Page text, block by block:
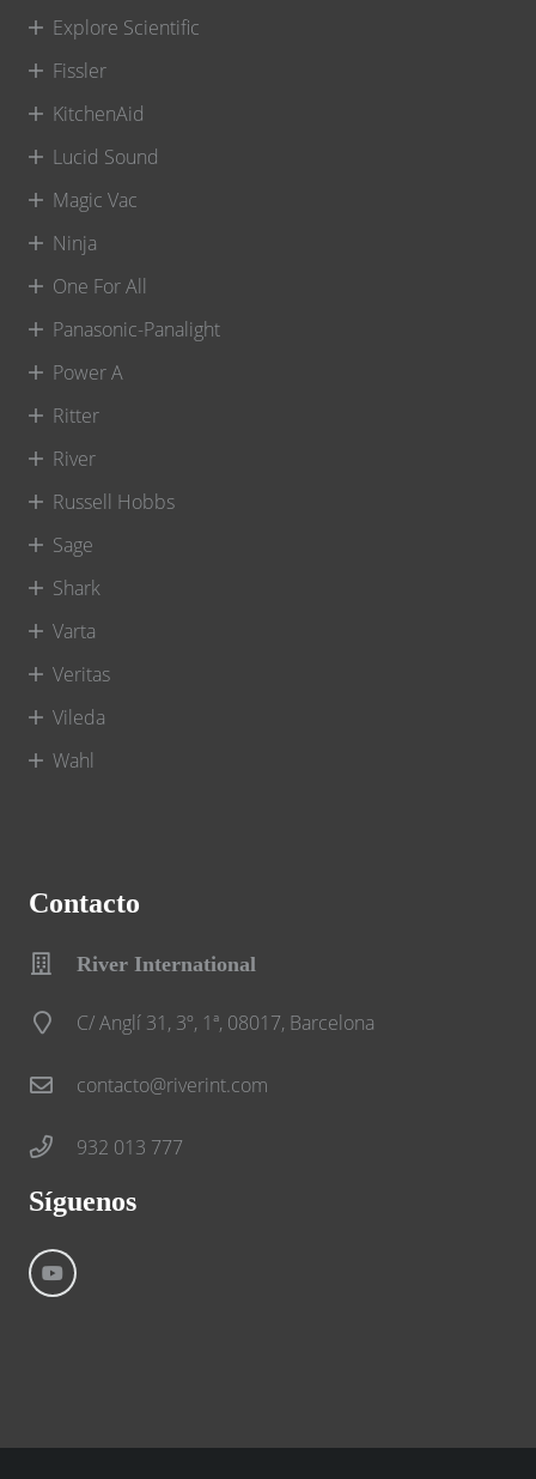
Explore Scientific
Fissler
KitchenAid
Lucid Sound
Magic Vac
Ninja
One For All
Panasonic-Panalight
Power A
Ritter
River
Russell Hobbs
Sage
Shark
Varta
Veritas
Vileda
Wahl
Contacto
River International
C/ Anglí 31, 3º, 1ª, 08017, Barcelona
contacto@riverint.com
932 013 777
Síguenos